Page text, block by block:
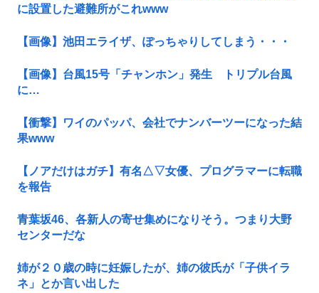
に設置した避難所がこれwww
【画像】池田エライザ、ぽっちゃりしてしまう・・・
【画像】台風15号「チャンホン」発生 トリプル台風
に…
【衝撃】ワイのパッパ、会社でナンバーツーになった結
果www
【ノアだけはガチ】有名△▽女優、プログラマーに転職
を報告
青葉坂46、各新人の寄せ集めになりそう。つまり大野
センターだな
姉が２０歳の時に妊娠したが、姉の彼氏が「子供イラ
ネ」とか言い出した